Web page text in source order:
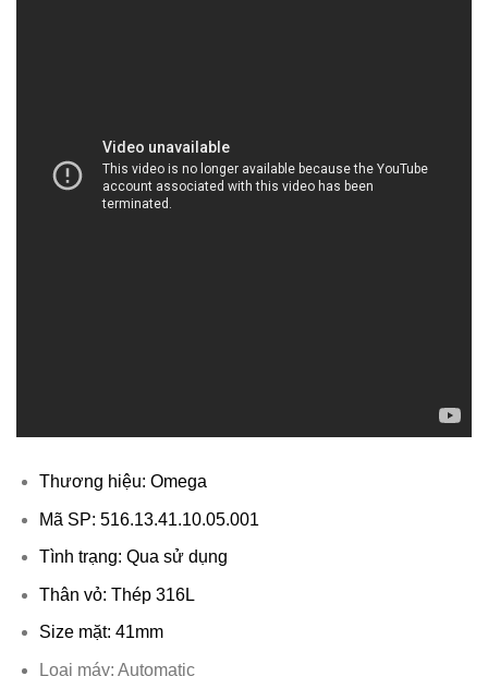
Thương hiệu: Omega
Mã SP: 516.13.41.10.05.001
Tình trạng: Qua sử dụng
Thân vỏ: Thép 316L
Size mặt: 41mm
Loại máy: Automatic